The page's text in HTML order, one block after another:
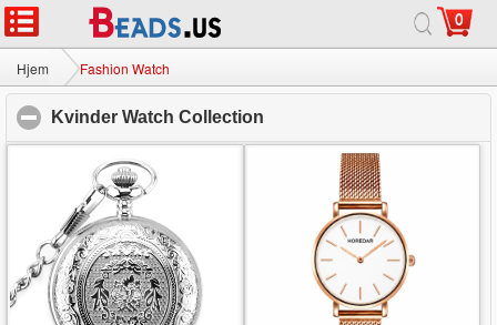
0
Hjem Fashion Watch
Kvinder Watch Collection
Hjem| Om|
© 2026 Mælkevejen smykker Ltd Alle rettigheder forbeholdes.